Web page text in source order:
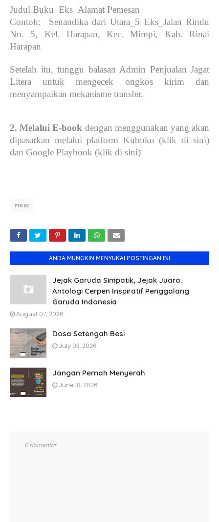
Judul Buku_Eks_Alamat Pemesan
Contoh: Senandika dari Utara_5 Eks_Jalan Rindu
No. 5, Kel. Harapan, Kec. Mimpi, Kab. Rinai
Harapan
Setelah itu, tunggu balasan Admin Penjualan Jagat
Litera untuk mengecek ongkos kirim dan
menyampaikan mekanisme transfer.
2. Melalui E-book dengan menggunakan yang akan
dipasarkan melalui platform Kubuku (klik di sini)
dan Google Playbook (klik di sini)
FIKSI
ANDA MUNGKIN MENYUKAI POSTINGAN INI
Jejak Garuda Simpatik, Jejak Juara:
Antologi Cerpen Inspiratif Penggalang
Garuda Indonesia
August 07, 2026
Dosa Setengah Besi
July 03, 2026
Jangan Pernah Menyerah
June 18, 2026
0 Komentar